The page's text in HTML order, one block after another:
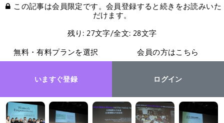
この記事は会員限定です。会員登録すると続きをお読みいた
だけます。
残り: 27文字/全文: 28文字
無料・有料プランを選択
いますぐ登録
会員の方はこちら
ログイン